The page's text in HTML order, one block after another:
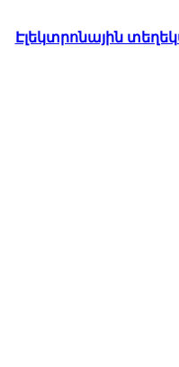
Էլեկտրոնային